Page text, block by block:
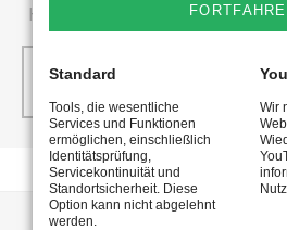
HURRICANE MINI
jetzt
Standard
Tools, die wesentliche
Services und Funktionen
ermöglichen, einschließlich
Identitätsprüfung,
Servicekontinuität und
Standortsicherheit. Diese
Option kann nicht abgelehnt
werden.
Wir